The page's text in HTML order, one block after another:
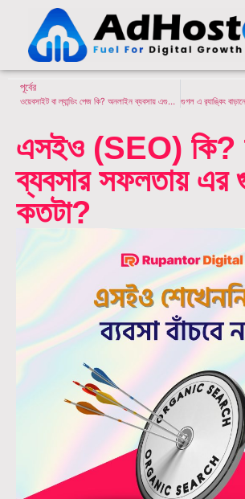
পূর্বের
ওয়েবসাইট বা ল্যান্ডিং পেজ কি? অনলাইন ব্যবসায় এগুলো কিভাবে ভূমিকা রাখে?
এসইও (SEO) কি?
ব্যবসার সফলতায় এর
কতটা?